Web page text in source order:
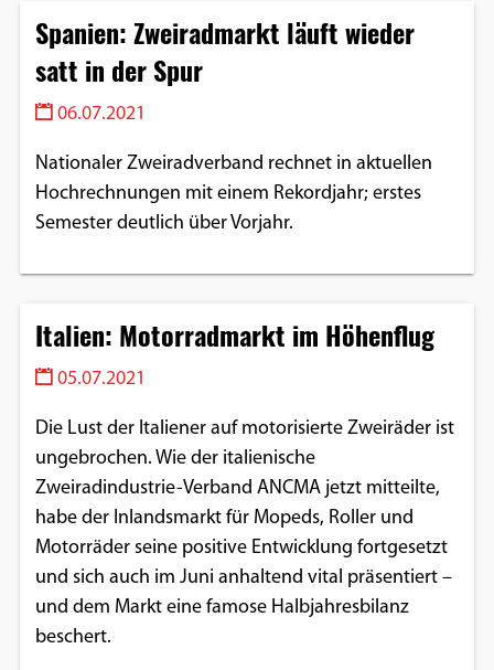
Spanien: Zweiradmarkt läuft wieder
satt in der Spur
06.07.2021
Nationaler Zweiradverband rechnet in aktuellen
Hochrechnungen mit einem Rekordjahr; erstes
Semester deutlich über Vorjahr.
Italien: Motorradmarkt im Höhenflug
05.07.2021
Die Lust der Italiener auf motorisierte Zweiräder ist
ungebrochen. Wie der italienische
Zweiradindustrie-Verband ANCMA jetzt mitteilte,
habe der Inlandsmarkt für Mopeds, Roller und
Motorräder seine positive Entwicklung fortgesetzt
und sich auch im Juni anhaltend vital präsentiert –
und dem Markt eine famose Halbjahresbilanz
beschert.